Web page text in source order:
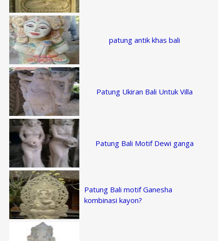
patung antik khas bali
Patung Ukiran Bali Untuk Villa
Patung Bali Motif Dewi ganga
Patung Bali motif Ganesha
kombinasi kayon?